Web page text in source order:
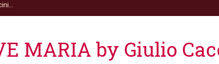
MARIA by Giulio